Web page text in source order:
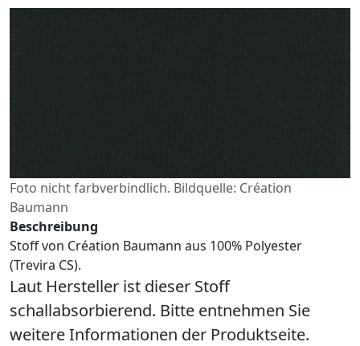
Foto nicht farbverbindlich. Bildquelle: Création
Baumann
Beschreibung
Stoff von Création Baumann aus 100% Polyester
(Trevira CS).
Laut Hersteller ist dieser Stoff
schallabsorbierend. Bitte entnehmen Sie
weitere Informationen der Produktseite.